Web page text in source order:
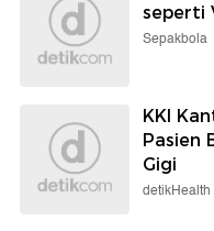
seperti
Sepakbola
KKI
Pasien
Gigi
detikHealth